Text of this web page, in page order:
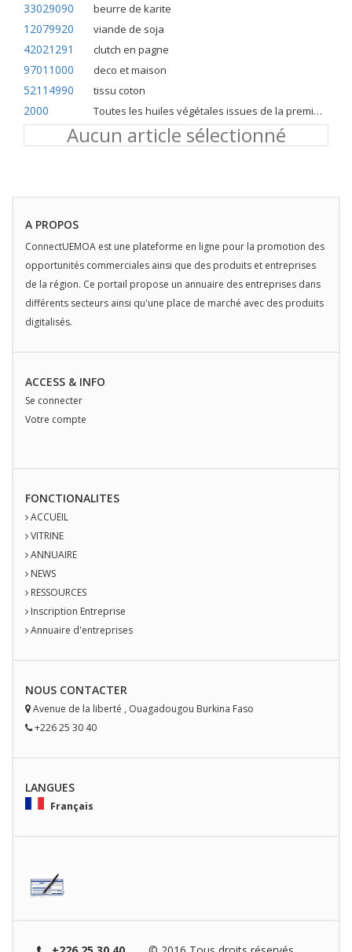
33029090 beurre de karite
12079920 viande de soja
42021291 clutch en pagne
97011000 deco et maison
52114990 tissu coton
2000 Toutes les huiles végétales issues de la première pression à froid
Aucun article sélectionné
A PROPOS
ConnectUEMOA est une plateforme en ligne pour la promotion des
opportunités commerciales ainsi que des produits et entreprises
de la région. Ce portail propose un annuaire des entreprises dans
différents secteurs ainsi qu'une place de marché avec des produits
digitalisés.
ACCESS & INFO
Se connecter
Votre compte
FONCTIONALITES
ACCUEIL
VITRINE
ANNUAIRE
NEWS
RESSOURCES
Inscription Entreprise
Annuaire d'entreprises
NOUS CONTACTER
Avenue de la liberté , Ouagadougou Burkina Faso
+226 25 30 40
LANGUES
Français